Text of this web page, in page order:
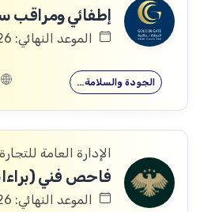
إطفائي ومراقب
الموعد النهائي: 30/07/2026
الجودة والسلامة…
فاحص فني
الموعد النهائي: 17/04/2026